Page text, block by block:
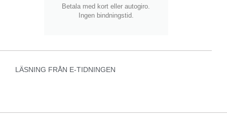
Betala med kort eller autogiro.
Ingen bindningstid.
LÄSNING FRÅN E-TIDNINGEN